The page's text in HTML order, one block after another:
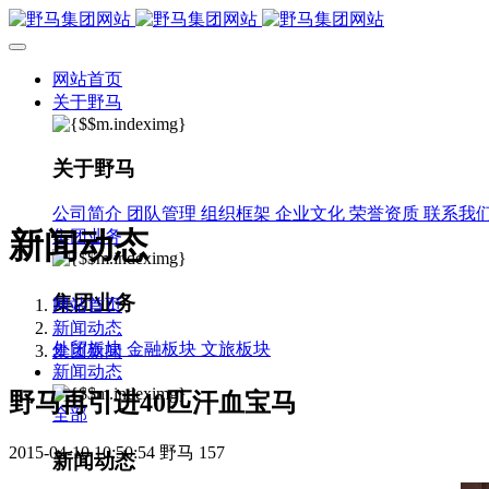
网站首页
关于野马
关于野马
公司简介 团队管理 组织框架 企业文化 荣誉资质 联系我
集团业务
集团业务
外贸板块 金融板块 文旅板块
新闻动态
全部
新闻动态
新闻动态
网站首页
新闻动态
集团新闻
野马再引进40匹汗血宝马
2015-04-10 10:50:54 野马 157